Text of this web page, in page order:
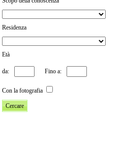
Residenza
Età
da: Fino a:
Con la fotografia